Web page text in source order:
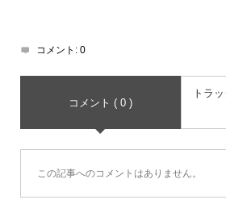
コメント: 0
コメント ( 0 )
トラ
この記事へのコメントはありません。